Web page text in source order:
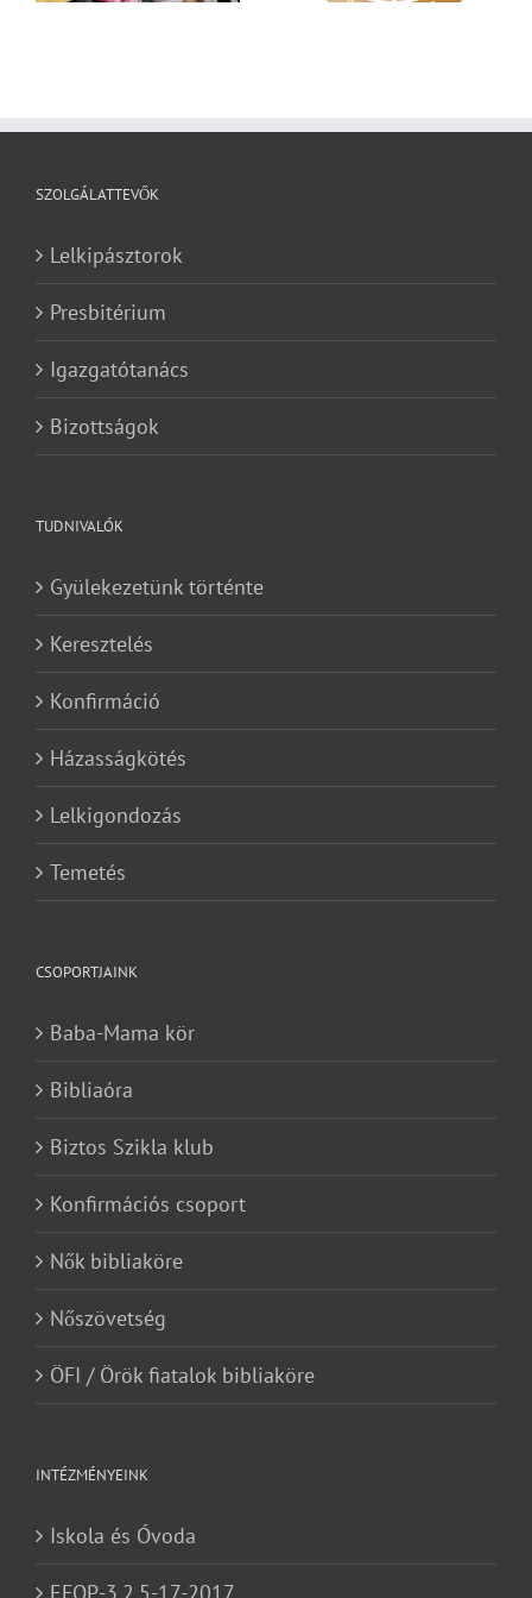
SZOLGÁLATTEVŐK
Lelkipásztorok
Presbitérium
Igazgatótanács
Bizottságok
TUDNIVALÓK
Gyülekezetünk történte
Keresztelés
Konfirmáció
Házasságkötés
Lelkigondozás
Temetés
CSOPORTJAINK
Baba-Mama kör
Bibliaóra
Biztos Szikla klub
Konfirmációs csoport
Nők bibliaköre
Nőszövetség
ÖFI / Örök fiatalok bibliaköre
INTÉZMÉNYEINK
Iskola és Óvoda
EFOP-3.2.5-17-2017